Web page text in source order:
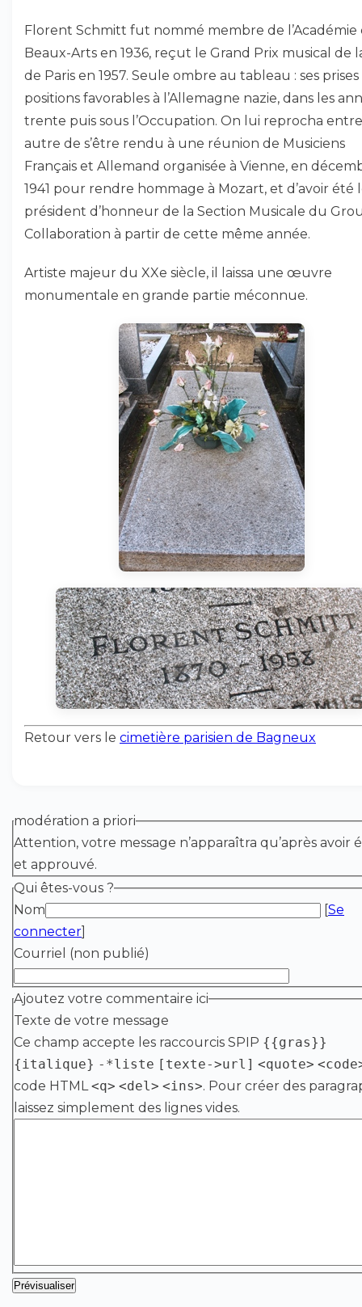
Florent Schmitt fut nommé membre de l’Académie
Beaux-Arts en 1936, reçut le Grand Prix musical de
de Paris en 1957. Seule ombre au tableau : ses
positions favorables à l’Allemagne nazie, dans les
trente puis sous l’Occupation. On lui reprocha entre
autre de s’être rendu à une réunion de Musiciens
Français et Allemand organisée à Vienne, en
1941 pour rendre hommage à Mozart, et d’avoir été
président d’honneur de la Section Musicale du
Collaboration à partir de cette même année.
Artiste majeur du XXe siècle, il laissa une œuvre
monumentale en grande partie méconnue.
Retour vers le cimetière parisien de Bagneux
modération a priori
Attention, votre message n’apparaîtra qu’après avoir
et approuvé.
Qui êtes-vous ?
Nom
[Se
connecter]
Courriel (non publié)
Ajoutez votre commentaire ici
Texte de votre message
Ce champ accepte les raccourcis SPIP {{gras}}
{italique} -*liste [texte->url] <quote>
code HTML<q> <del> <ins>. Pour créer des
laissez simplement des lignes vides.